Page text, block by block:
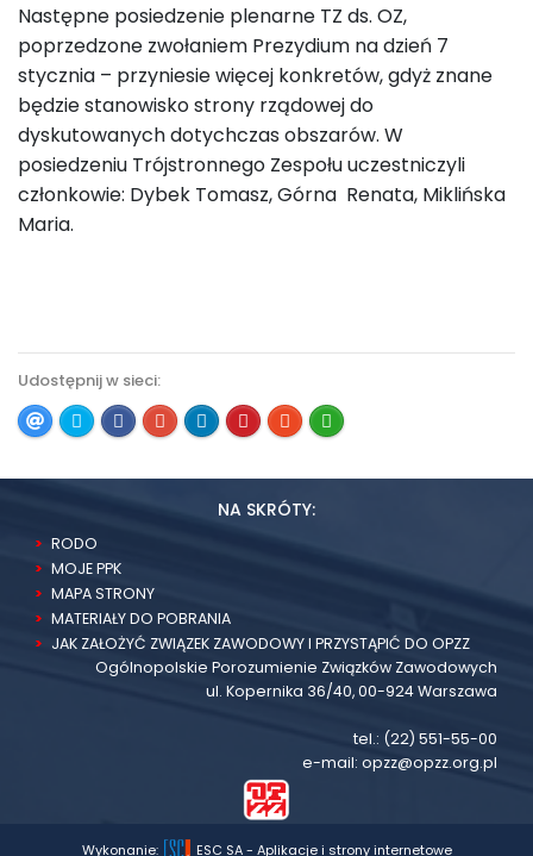
Następne posiedzenie plenarne TZ ds. OZ,
poprzedzone zwołaniem Prezydium na dzień 7
stycznia – przyniesie więcej konkretów, gdyż znane
będzie stanowisko strony rządowej do
dyskutowanych dotychczas obszarów. W
posiedzeniu Trójstronnego Zespołu uczestniczyli
członkowie: Dybek Tomasz, Górna Renata, Miklińska
Maria.
Udostępnij w sieci:
NA SKRÓTY:
RODO
MOJE PPK
MAPA STRONY
MATERIAŁY DO POBRANIA
JAK ZAŁOŻYĆ ZWIĄZEK ZAWODOWY I PRZYSTĄPIĆ DO OPZZ
Ogólnopolskie Porozumienie Związków Zawodowych
ul. Kopernika 36/40, 00-924 Warszawa
tel.: (22) 551-55-00
e-mail: opzz@opzz.org.pl
Wykonanie: ESC SA - Aplikacje i strony internetowe